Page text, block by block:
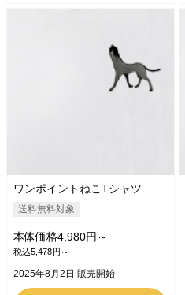
ワンポイントねこTシャツ
送料無料対象
本体価格4,980円～
税込5,478円～
2025年8月2日 販売開始